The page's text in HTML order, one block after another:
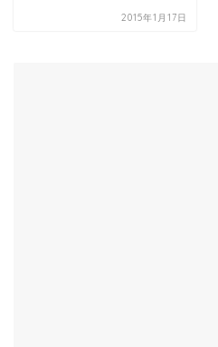
2015年1月17日